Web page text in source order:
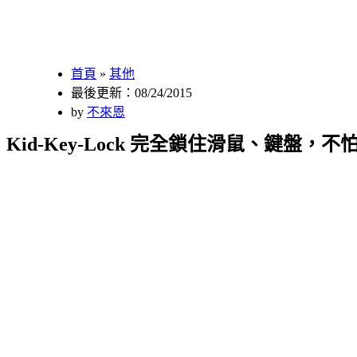
首頁 » 其他
最後更新：08/24/2015
by 不來恩
Kid-Key-Lock 完全鎖住滑鼠、鍵盤，不